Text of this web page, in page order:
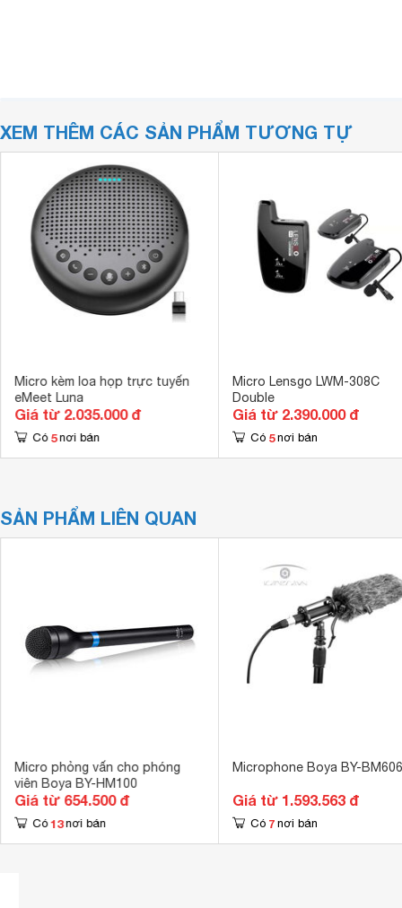
XEM THÊM CÁC SẢN PHẨM TƯƠNG TỰ
Micro kèm loa họp trực tuyến
eMeet Luna
Giá từ 2.035.000 đ
Có 5 nơi bán
Micro Lensgo LWM-308C
Double
Giá từ 2.390.000 đ
Có 5 nơi bán
SẢN PHẨM LIÊN QUAN
Micro phỏng vấn cho phóng
viên Boya BY-HM100
Giá từ 654.500 đ
Có 13 nơi bán
Microphone Boya BY-
Giá từ 1.593.563 đ
Có 7 nơi bán